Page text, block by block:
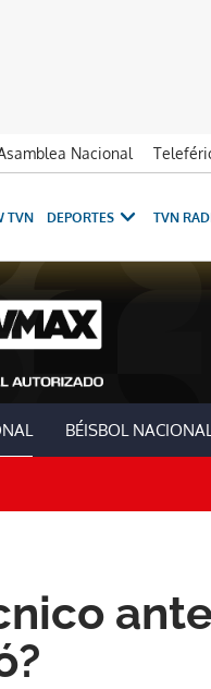
Nacional
TVN DEPORTES TVN
BÉISBOL